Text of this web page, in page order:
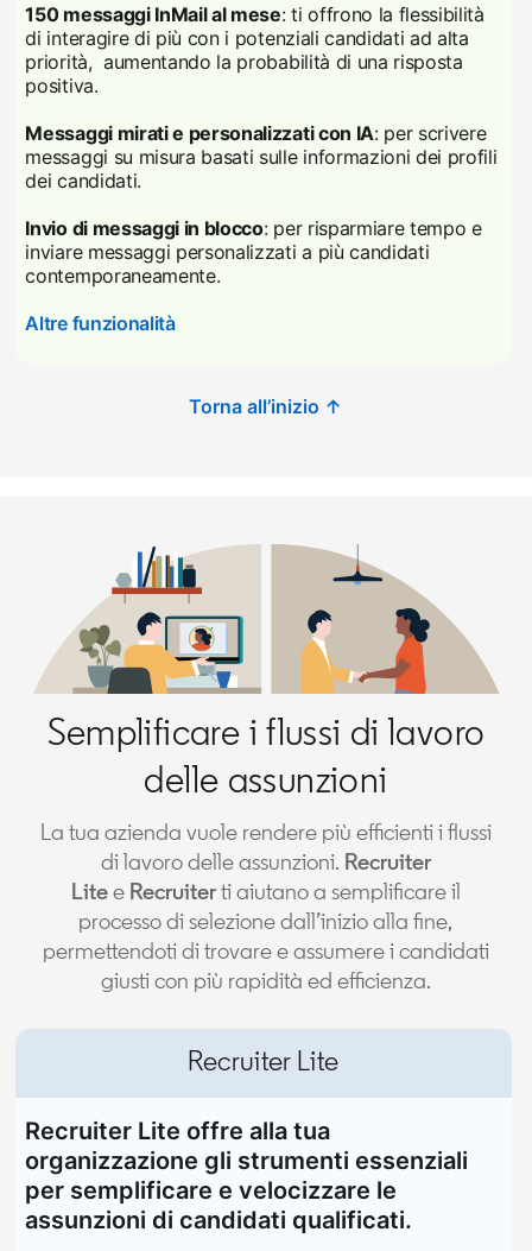
150 messaggi InMail al mese: ti offrono la flessibilità
di interagire di più con i potenziali candidati ad alta
priorità, aumentando la probabilità di una risposta
positiva.
Messaggi mirati e personalizzati con IA: per scrivere
messaggi su misura basati sulle informazioni dei profili
dei candidati.
Invio di messaggi in blocco: per risparmiare tempo e
inviare messaggi personalizzati a più candidati
contemporaneamente.
Altre funzionalità
Torna all’inizio ↑
Semplificare i flussi di lavoro
delle assunzioni
La tua azienda vuole rendere più efficienti i flussi
di lavoro delle assunzioni. Recruiter
Litee Recruiterti aiutano a semplificare il
processo di selezione dall’inizio alla fine,
permettendoti di trovare e assumere i candidati
giusti con più rapidità ed efficienza.
Recruiter Lite
Recruiter Lite offre alla tua
organizzazione gli strumenti essenziali
per semplificare e velocizzare le
assunzioni di candidati qualificati.